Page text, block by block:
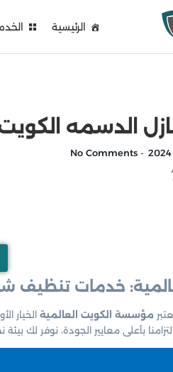
الرئيسية
94745095 خدمات تنظيف
-
خدمات تنظيف
مؤسسة الكويت العالمية الخيار
بأعلى معايير الجودة، نوفر